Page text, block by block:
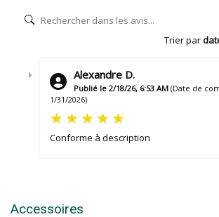
Trier par
Alexandre D.
Publié le 2/18/26, 6:53 AM (Date de
1/31/2026)
Conforme à description
Accessoires